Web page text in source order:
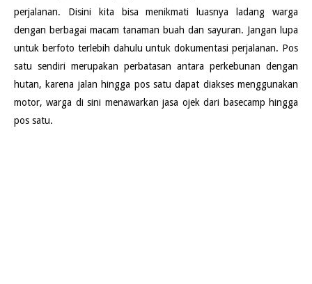
perjalanan. Disini kita bisa menikmati luasnya ladang warga
dengan berbagai macam tanaman buah dan sayuran. Jangan lupa
untuk berfoto terlebih dahulu untuk dokumentasi perjalanan. Pos
satu sendiri merupakan perbatasan antara perkebunan dengan
hutan, karena jalan hingga pos satu dapat diakses menggunakan
motor, warga di sini menawarkan jasa ojek dari basecamp hingga
pos satu.